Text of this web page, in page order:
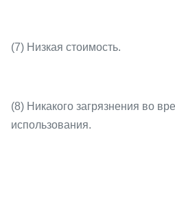
(7) Низкая стоимость.
(8) Никакого загрязнения во
использования.